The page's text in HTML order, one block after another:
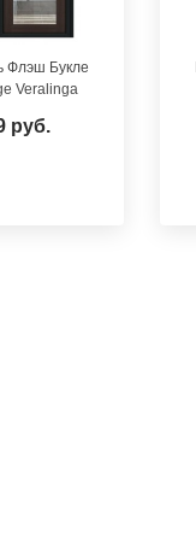
Флэш Букле
Veralinga
руб.